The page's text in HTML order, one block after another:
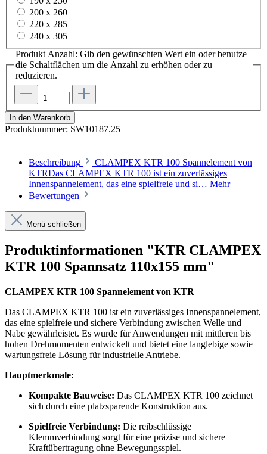
200 x 260
220 x 285
240 x 305
Produkt Anzahl: Gib den gewünschten Wert ein oder benutze
die Schaltflächen um die Anzahl zu erhöhen oder zu
reduzieren.
In den Warenkorb
Produktnummer: SW10187.25
Beschreibung
CLAMPEX KTR 100 Spannelement von
KTRDas CLAMPEX KTR 100 ist ein zuverlässiges
Innenspannelement, das eine spielfreie und si… Mehr
Bewertungen
Menü schließen
Produktinformationen "KTR CLAMPEX
KTR 100 Spannsatz 110x155 mm"
CLAMPEX KTR 100 Spannelement von KTR
Das CLAMPEX KTR 100 ist ein zuverlässiges Innenspannelement,
das eine spielfreie und sichere Verbindung zwischen Welle und
Nabe gewährleistet. Es wurde für Anwendungen mit mittleren bis
hohen Drehmomenten entwickelt und bietet eine langlebige sowie
wartungsfreie Lösung für industrielle Antriebe.
Hauptmerkmale:
Kompakte Bauweise: Das CLAMPEX KTR 100 zeichnet
sich durch eine platzsparende Konstruktion aus.
Spielfreie Verbindung: Die reibschlüssige
Klemmverbindung sorgt für eine präzise und sichere
Kraftübertragung ohne Bewegungsspiel.